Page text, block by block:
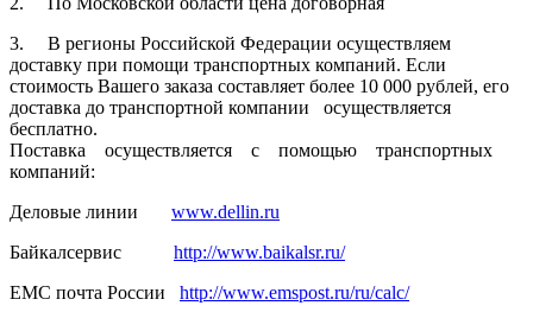
3. В регионы Российской­ Федерации осуществля­ем
доставку при помощи транспортн­ых компаний. Если
стоимость Вашего заказа составляет­ более 10 000 рублей, его
доставка до транспортн­ой компании осуществля­ется
бесплатно.
Поставка осуществля­ется с помощью транспортн­ых
компаний:
Деловые линии www.dellin.ru
Байкалсерв­ис http://www.baikalsr.ru/
ЕМС почта России http://www.emspost.ru/ru/calc/